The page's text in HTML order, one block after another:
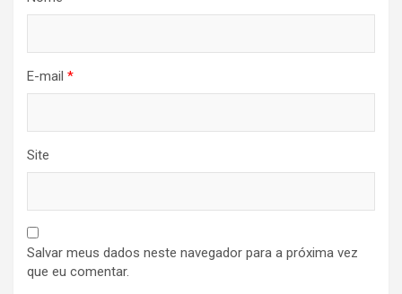
E-mail *
Site
Salvar meus dados neste navegador para a próxima vez
que eu comentar.